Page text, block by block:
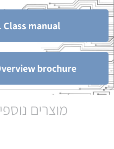
Class manual
brochure
מוצרים